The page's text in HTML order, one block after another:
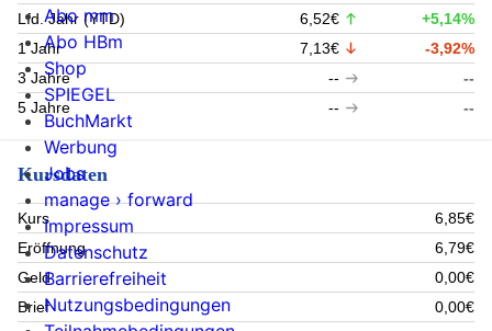
Lfd. Jahr (YTD)
6,52€
+5,14%
1 Jahr
7,13€
-3,92%
3 Jahre
--
--
5 Jahre
-- --
Kursdaten
Kurs
6,85€
Eröffnung
6,79€
Geld
0,00€
Brief
0,00€
Abo mm
Abo HBm
Shop
SPIEGEL
BuchMarkt
Werbung
Jobs
manage › forward
Impressum
Datenschutz
Barrierefreiheit
Nutzungsbedingungen